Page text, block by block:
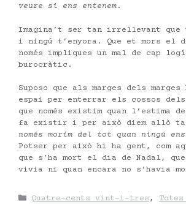
veure si ens entenem .
Imagina’t ser tan irrellevant que
i ningú t’enyora. Que et mors el
només impliques un mal de cap
burocràtic.
Suposo que als marges dels
espai per enterrar els cossos dels
que només existim quan l’estima
fa existir i per això diem allò
només morim del tot quan ningú
Potser per això hi ha gent, com
que s’ha mort el dia de Nadal,
vivia ni quan encara no s’havia
Categories
Quatre-cents vint-i-tres ,